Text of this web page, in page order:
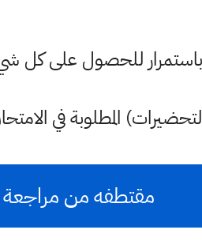
باستمرار للحصول على
المطلوبة في
مقتطفه من مراجعة